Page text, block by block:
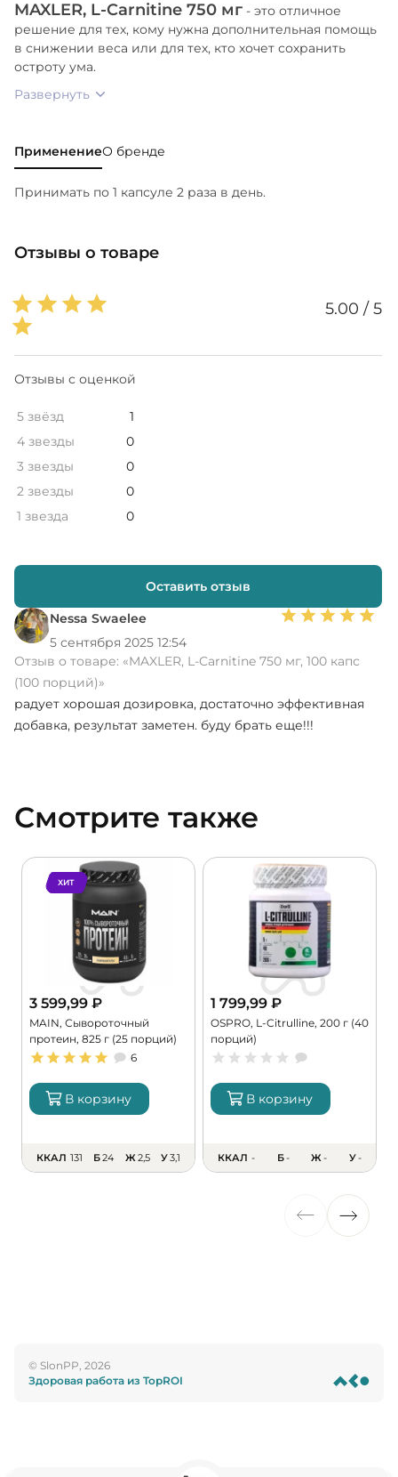
MAXLER, L-Carnitine 750 мг - это отличное
решение для тех, кому нужна дополнительная помощь
в снижении веса или для тех, кто хочет сохранить
остроту ума.
Развернуть
ПрименениеО бренде
Принимать по 1 капсуле 2 раза в день.
Отзывы о товаре
Nessa Swaelee
5 сентября 2025 12:54
Отзыв о товаре: «MAXLER, L-Carnitine 750 мг, 100 капс
(100 порций)»
радует хорошая дозировка, достаточно эффективная
добавка, результат заметен. буду брать еще!!!
5.00 / 5
Отзывы с оценкой
5 звёзд
1
4 звезды
0
3 звезды
0
2 звезды
0
1 звезда
0
Оставить отзыв
Смотрите также
ХИТ
3 599,99 ₽
MAIN, Сывороточный
протеин, 825 г (25 порций)
6
В корзину
ККАЛ 131 Б24 Ж2,5 У3,1
1 799,99 ₽
OSPRO, L-Citrulline, 200 г (40
порций)
В корзину
ККАЛ - Б- Ж- У-
© SlonPP, 2026
Здоровая работа из TopROI